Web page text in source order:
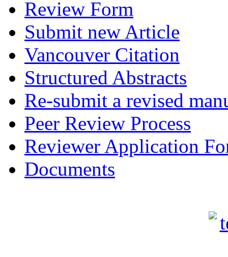
Review Form
Submit new Article
Vancouver Citation
Structured Abstracts
Re-submit a revised
Peer Review Process
Reviewer Application
Documents